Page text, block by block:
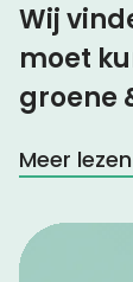
Wij
moet
groene
Meer lezen